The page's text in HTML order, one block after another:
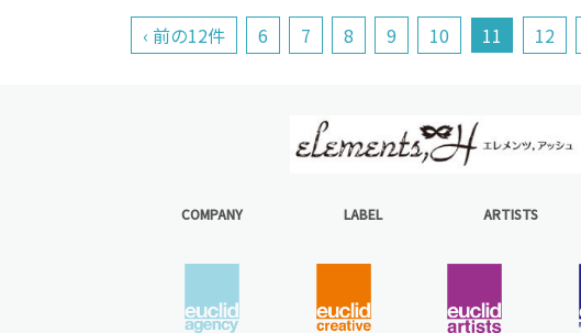
‹ 前の12件 6 7 8 9 10 11 12
COMPANY LABEL ARTISTS